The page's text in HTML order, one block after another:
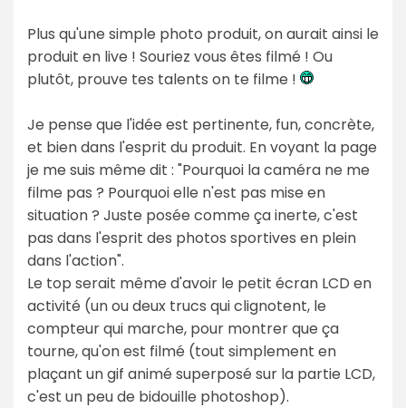
Plus qu'une simple photo produit, on aurait ainsi le
produit en live ! Souriez vous êtes filmé ! Ou
plutôt, prouve tes talents on te filme !
Je pense que l'idée est pertinente, fun, concrète,
et bien dans l'esprit du produit. En voyant la page
je me suis même dit : "Pourquoi la caméra ne me
filme pas ? Pourquoi elle n'est pas mise en
situation ? Juste posée comme ça inerte, c'est
pas dans l'esprit des photos sportives en plein
dans l'action".
Le top serait même d'avoir le petit écran LCD en
activité (un ou deux trucs qui clignotent, le
compteur qui marche, pour montrer que ça
tourne, qu'on est filmé (tout simplement en
plaçant un gif animé superposé sur la partie LCD,
c'est un peu de bidouille photoshop).